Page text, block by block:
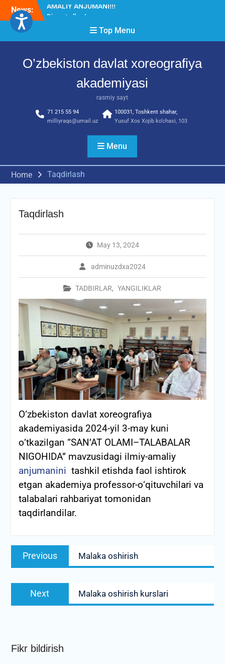
Skip
content
News:
Diqqat e’lon!
2026” tadbiri bo‘lib o‘tdi
RESPUBLIKA ILMIY-
Top Menu
O’zbekiston davlat xoreografiya
akademiyasi
rasmiy sayt
71 215 55 94
milliyraqs@umail.uz
100031, Toshkent shahar,
Yusuf Xos Xojib ko‘chasi, 103
Menu
Home Taqdirlash
Taqdirlash
May 13, 2024
adminuzdxa2024
TADBIRLAR, YANGILIKLAR
О‘zbekiston davlat xoreografiya
akademiyasida 2024-yil 3-may kuni
о‘tkazilgan “SAN’AT OLAMI–TALABALAR
NIGOHIDA” mavzusidagi ilmiy-amaliy
anjumanini tashkil etishda faol ishtirok
etgan akademiya professor-о‘qituvchilari va
talabalari rahbariyat tomonidan
taqdirlandilar.
Post
menyusi
Previous
Previous
post:
Malaka oshirish
Next
Next
post:
Malaka oshirish kurslari
Fikr bildirish